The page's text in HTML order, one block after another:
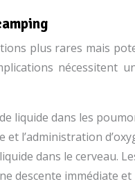
plus rares mais
nécessitent
liquide dans les
l’administration
dans le cerveau.
descente immédiate